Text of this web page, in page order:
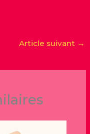
Article suivant →